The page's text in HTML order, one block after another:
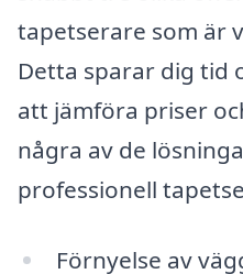
tapetserare som är
Detta sparar dig tid
att jämföra priser
några av de
professionell
Förnyelse av